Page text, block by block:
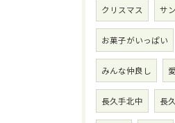
クリスマス サ
お菓子がいっぱい
みんな仲良し
長久手北中 長